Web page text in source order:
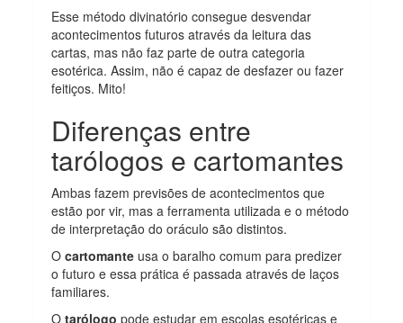
Esse método divinatório consegue desvendar
acontecimentos futuros através da leitura das
cartas, mas não faz parte de outra categoria
esotérica. Assim, não é capaz de desfazer ou fazer
feitiços. Mito!
Diferenças entre
tarólogos e cartomantes
Ambas fazem previsões de acontecimentos que
estão por vir, mas a ferramenta utilizada e o método
de interpretação do oráculo são distintos.
Ocartomante usa o baralho comum para predizer
o futuro e essa prática é passada através de laços
familiares.
Otarólogo pode estudar em escolas esotéricas e